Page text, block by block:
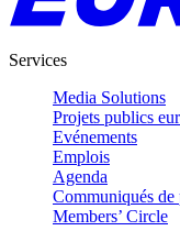
Services
Media Solutions
Projets publics
Evénements
Emplois
Agenda
Communiqués de
Members’ Circle